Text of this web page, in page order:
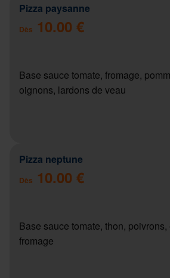
Pizza paysanne
Dès 10.00 €
Base sauce tomate, fromage,
oignons, lardons de veau
Pizza neptune
Dès 10.00 €
Base sauce tomate, thon,
fromage